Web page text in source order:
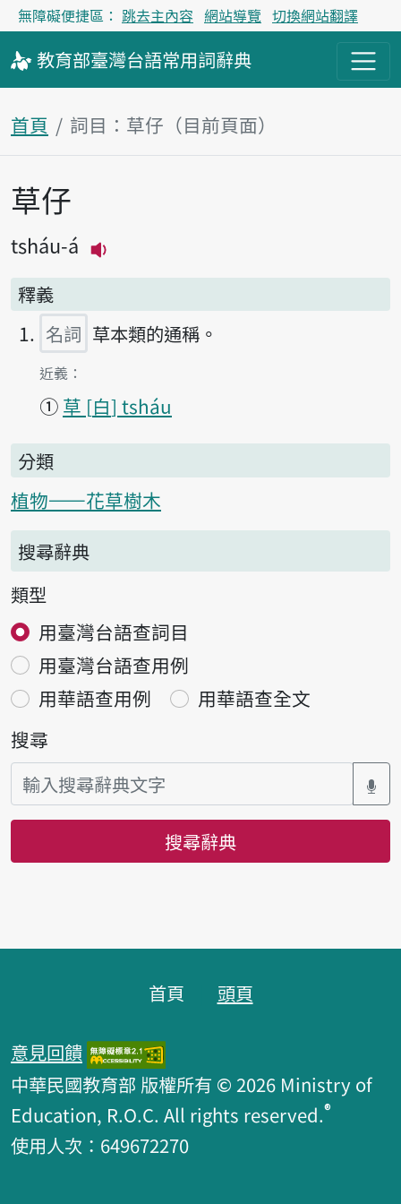
無障礙便捷區： 跳去主內容 網站導覽 切換網站翻譯
教育部臺灣台語常用詞辭典
首頁 詞目：草仔（目前頁面）
主內容區塊
草仔
tsháu-á
釋義
名詞 草本類的通稱。
第1項釋義的
近義：
① 草 白 tsháu
分類
植物——花草樹木
搜尋辭典
類型
用臺灣台語查詞目
用臺灣台語查用例
用華語查用例
用華語查全文
搜尋
搜尋辭典
首頁 頭頁
意見回饋
中華民國教育部 版權所有 © 2026 Ministry of
Education, R.O.C. All rights reserved.®
使用人次：649672270